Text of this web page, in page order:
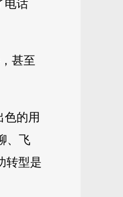
电话
甚至
色的用
、飞
转型是